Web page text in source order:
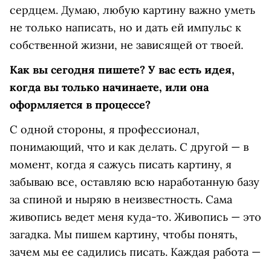
сердцем. Думаю, любую картину важно уметь
не только написать, но и дать ей импульс к
собственной жизни, не зависящей от твоей.
Как вы сегодня пишете? У вас есть идея,
когда вы только начинаете, или она
оформляется в процессе?
С одной стороны, я профессионал,
понимающий, что и как делать. С другой — в
момент, когда я сажусь писать картину, я
забываю все, оставляю всю наработанную базу
за спиной и ныряю в неизвестность. Сама
живопись ведет меня куда-то. Живопись — это
загадка. Мы пишем картину, чтобы понять,
зачем мы ее садились писать. Каждая работа —